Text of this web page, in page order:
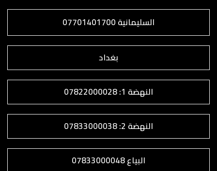
السليمانية 07701401700
بغداد
النهضة 1: 07822000028
النهضة 2: 07833000038
البياع 07833000048